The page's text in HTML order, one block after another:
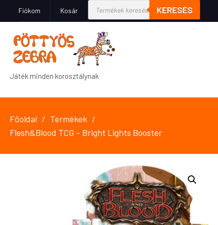
Fiókom Kosár KERESÉS
Játék minden korosztálynak
Főoldal
Termékek
Flesh&Blood TCG – Bright Lights Booster